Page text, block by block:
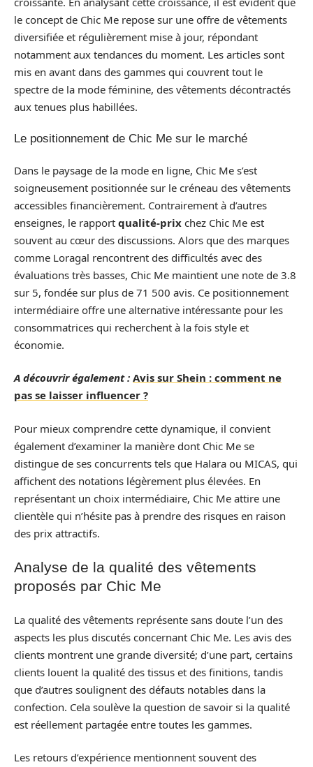
le concept de Chic Me repose sur une offre de vêtements
diversifiée et régulièrement mise à jour, répondant
notamment aux tendances du moment. Les articles sont
mis en avant dans des gammes qui couvrent tout le
spectre de la mode féminine, des vêtements décontractés
aux tenues plus habillées.
Le positionnement de Chic Me sur le marché
Dans le paysage de la mode en ligne, Chic Me s’est
soigneusement positionnée sur le créneau des vêtements
accessibles financièrement. Contrairement à d’autres
enseignes, le rapport qualité-prix chez Chic Me est
souvent au cœur des discussions. Alors que des marques
comme Loragal rencontrent des difficultés avec des
évaluations très basses, Chic Me maintient une note de 3.8
sur 5, fondée sur plus de 71 500 avis. Ce positionnement
intermédiaire offre une alternative intéressante pour les
consommatrices qui recherchent à la fois style et
économie.
A découvrir également : Avis sur Shein : comment ne
pas se laisser influencer ?
Pour mieux comprendre cette dynamique, il convient
également d’examiner la manière dont Chic Me se
distingue de ses concurrents tels que Halara ou MICAS, qui
affichent des notations légèrement plus élevées. En
représentant un choix intermédiaire, Chic Me attire une
clientèle qui n’hésite pas à prendre des risques en raison
des prix attractifs.
Analyse de la qualité des vêtements
proposés par Chic Me
La qualité des vêtements représente sans doute l’un des
aspects les plus discutés concernant Chic Me. Les avis des
clients montrent une grande diversité; d’une part, certains
clients louent la qualité des tissus et des finitions, tandis
que d’autres soulignent des défauts notables dans la
confection. Cela soulève la question de savoir si la qualité
est réellement partagée entre toutes les gammes.
Les retours d’expérience mentionnent souvent des